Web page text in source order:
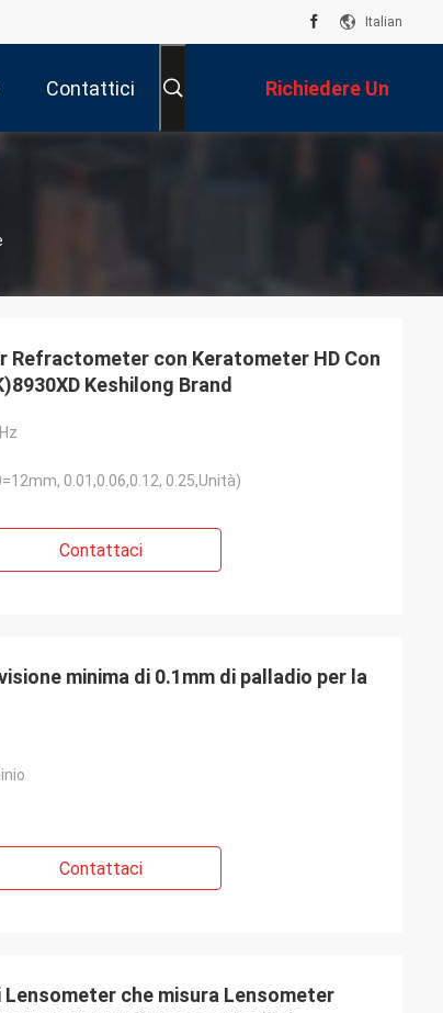
Italian
Contattici Richiedere Un
Preventivo
con Keratometer HD Con
Keshilong Brand
0.01,0.06,0.12, 0.25,Unità)
Contattaci
minima di 0.1mm di palladio per la
Contattaci
che misura Lensometer